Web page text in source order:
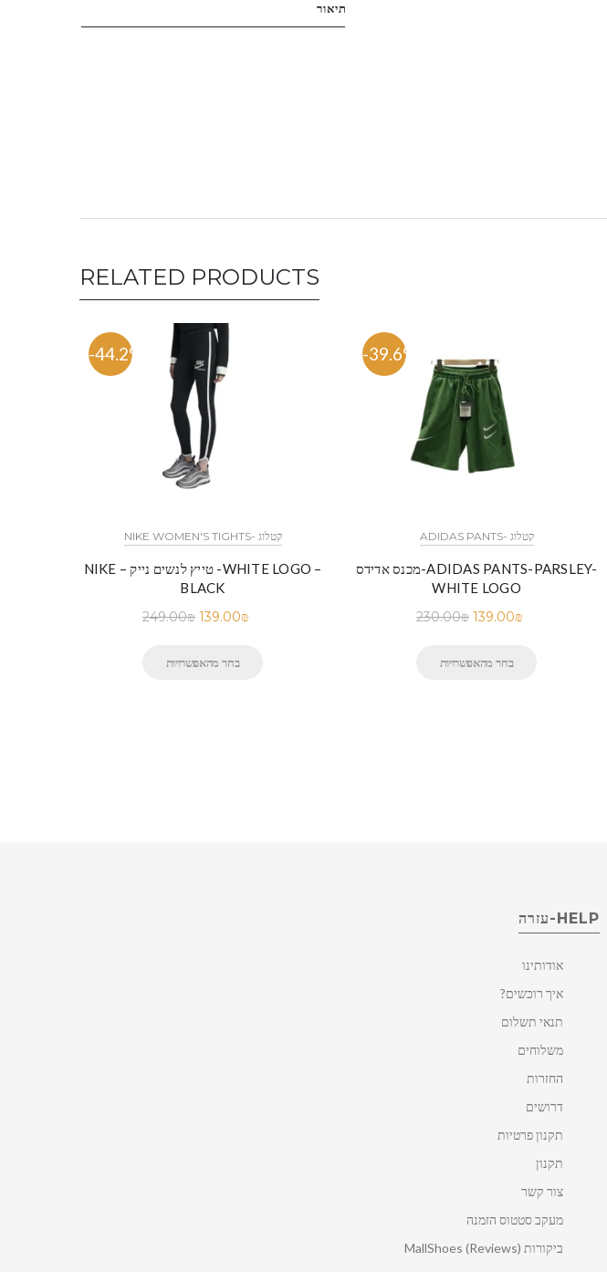
תיאור
RELATED PRODUCTS
-44.2%
NIKE WOMEN'S TIGHTS- קטלוג
NIKE – טייץ לנשים נייק -WHITE LOGO –
BLACK
249.00₪ 139.00₪
בחר מהאפשרויות
-39.6%
ADIDAS PANTS- קטלוג
מכנס אדידס-ADIDAS PANTS-PARSLEY-
WHITE LOGO
230.00₪ 139.00₪
בחר מהאפשרויות
HELP-עזרה
אודותינו
איך רוכשים?
תנאי תשלום
משלוחים
החזרות
דרושים
תקנון פרטיות
תקנון
צור קשר
מעקב סטטוס הזמנה
ביקורות MallShoes (Reviews)